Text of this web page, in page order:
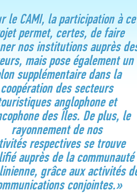
le CAMI, la participation à ce
permet, certes, de faire
nos institutions auprès
mais pose également un
supplémentaire dans la
coopération des secteurs
anglophone et
des Îles. De plus, le
rayonnement de nos
respectives se trouve
auprès de la communauté
grâce aux activités
conjointes.»